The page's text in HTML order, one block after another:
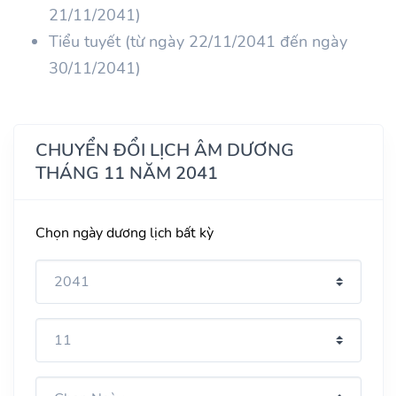
21/11/2041)
Tiểu tuyết (từ ngày 22/11/2041 đến ngày
30/11/2041)
CHUYỂN ĐỔI LỊCH ÂM DƯƠNG
THÁNG 11 NĂM 2041
Chọn ngày dương lịch bất kỳ